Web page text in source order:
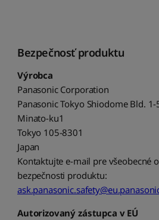
Bezpečnosť produktu
Výrobca
Panasonic Corporation
Panasonic Tokyo Shiodome Bld.
Minato-ku1
Tokyo 105-8301
Japan
Kontaktujte e-mail pre všeobecné
bezpečnosti produktu:
Autorizovaný zástupca v EÚ